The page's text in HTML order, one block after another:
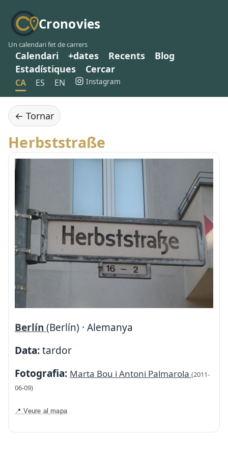
Cronovies
Un calendari fet de carrers
Calendari +dates Recents
Blog
Estadístiques
Cercar
CA ES EN Instagram
← Tornar
Herbststraße
Berlín (Berlín) · Alemanya
Data:tardor
Fotografia: Marta Bou i Antoni Palmarola (2011-
06-09)
📍 Veure al mapa